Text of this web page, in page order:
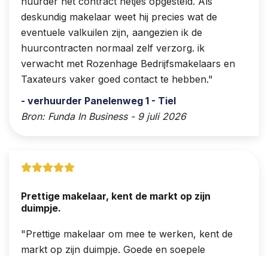
deskundig makelaar weet hij precies wat de
eventuele valkuilen zijn, aangezien ik de
huurcontracten normaal zelf verzorg. ik
verwacht met Rozenhage Bedrijfsmakelaars en
Taxateurs vaker goed contact te hebben.
- verhuurder Panelenweg 1 - Tiel
Bron: Funda In Business - 9 juli 2026
Prettige makelaar, kent de markt op zijn
duimpje.
Prettige makelaar om mee te werken, kent de
markt op zijn duimpje. Goede en soepele